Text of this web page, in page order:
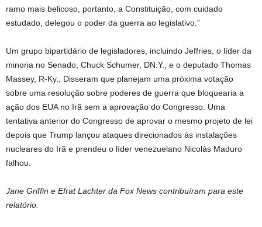
ramo mais belicoso, portanto, a Constituição, com cuidado
estudado, delegou o poder da guerra ao legislativo.”
Um grupo bipartidário de legisladores, incluindo Jeffries, o líder da
minoria no Senado, Chuck Schumer, DN.Y., e o deputado Thomas
Massey, R-Ky., Disseram que planejam uma próxima votação
sobre uma resolução sobre poderes de guerra que bloquearia a
ação dos EUA no Irã sem a aprovação do Congresso. Uma
tentativa anterior do Congresso de aprovar o mesmo projeto de lei
depois que Trump lançou ataques direcionados às instalações
nucleares do Irã e prendeu o líder venezuelano Nicolás Maduro
falhou.
Jane Griffin e Efrat Lachter da Fox News contribuíram para este
relatório.